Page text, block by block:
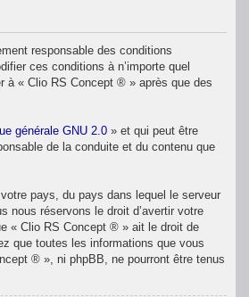
responsable des conditions
ces conditions à n’importe quel
à « Clio RS Concept ® » après que des
générale GNU 2.0 » et qui peut être
de la conduite et du contenu que
pays, du pays dans lequel le serveur
nous réservons le droit d’avertir votre
« Clio RS Concept ® » ait le droit de
que toutes les informations que vous
® », ni phpBB, ne pourront être tenus